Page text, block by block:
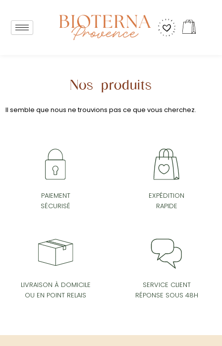
contenu
Panier
Nos produits
Il semble que nous ne trouvions pas ce que vous cherchez.
PAIEMENT
SÉCURISÉ
EXPÉDITION
RAPIDE
LIVRAISON À DOMICILE
OU EN POINT RELAIS
SERVICE CLIENT
RÉPONSE SOUS 48H